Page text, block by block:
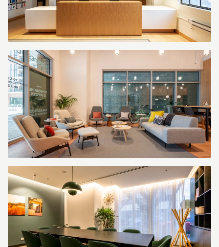
Office
(Копировать).jpg
b3b11098-
dd51-
45b0-
aee9-
0621d3649aa8.jpg
Spaces
Greenville
Falls
Tower
4894
Greenville
Business